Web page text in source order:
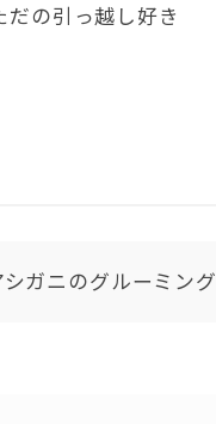
の引っ越し好き
ガニのグルーミング